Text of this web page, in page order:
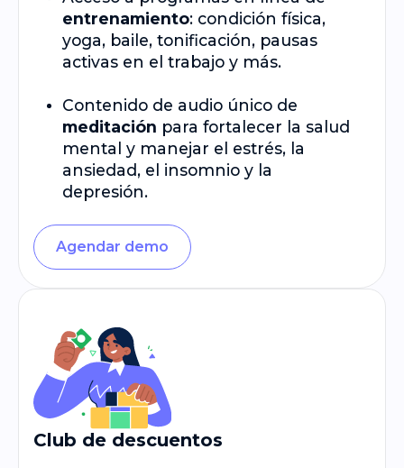
entrenamiento: condición física,
yoga, baile, tonificación, pausas
activas en el trabajo y más.
Contenido de audio único de
meditación para fortalecer la salud
mental y manejar el estrés, la
ansiedad, el insomnio y la
depresión.
Agendar demo
Club de descuentos